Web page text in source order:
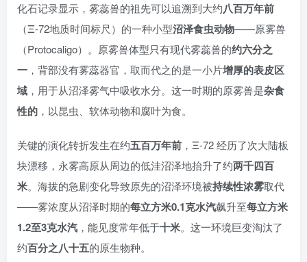
化石记录显示，雾蕊兽的祖先可以追溯到大约八百万年前
（Ξ-72地质时间标尺）的一种小型沼泽食虫动物——原雾兽
（Protocaligo）。原雾兽体型只有现代雾蕊兽的约六分之
一 ，背部没有雾蕊器官，取而代之的是一小片增厚的表皮区
域 ，用于从沼泽雾气中吸收水分。这一时期的原雾兽是杂食
性的 ，以昆虫、软体动物和腐叶为食。
关键的演化转折发生在约五百万年前 ，Ξ-72 经历了次大陆板
块漂移，永雾高原从周边的低洼沼泽地抬升了约两千四百
米。海拔的急剧变化导致原先的沼泽环境被持续性浓雾取代
——雾浓度从沼泽时期的每立方米0.1克水汽飙升至每立方米
1.2至3克水汽 ，能见度常年低于十米。这一环境巨变淘汰了
约百分之八十五的原生物种。